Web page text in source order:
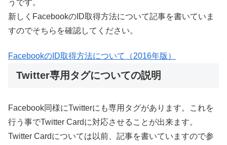
うです。
新しくFacebookのID取得方法について記事を書いていま
すのでそちらを確認してください。
FacebookのID取得方法について（2016年版）
Twitter専用タグについての説明
Facebook同様にTwitterにも専用タグがあります。これを
行う事でTwitter Cardに対応させることが出来ます。
Twitter Cardについては以前、記事を書いていますので参